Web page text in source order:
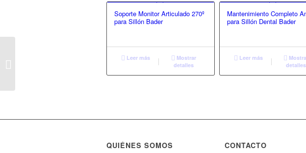
Soporte Monitor Articulado 270º
para Sillón Bader
Leer más
Mostrar
detalles
Mantenimiento Completo
para Sillón Dental Bader
Leer más
detalles
QUIÉNES SOMOS CONTACTO